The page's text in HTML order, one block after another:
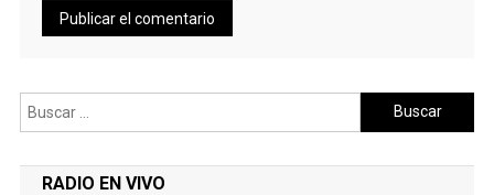
Buscar:
RADIO EN VIVO